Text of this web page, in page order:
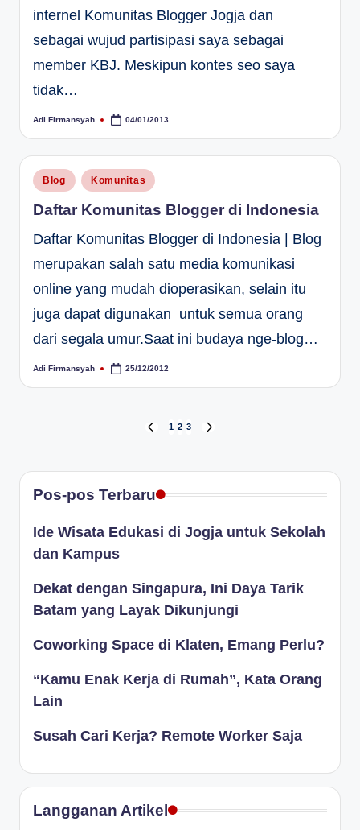
internel Komunitas Blogger Jogja dan
sebagai wujud partisipasi saya sebagai
member KBJ. Meskipun kontes seo saya
tidak…
Posted
Adi Firmansyah 04/01/2013
Posted
in
Blog Komunitas
Daftar Komunitas Blogger di Indonesia
Daftar Komunitas Blogger di Indonesia | Blog
merupakan salah satu media komunikasi
online yang mudah dioperasikan, selain itu
juga dapat digunakan untuk semua orang
dari segala umur.Saat ini budaya nge-blog…
Posted
Adi Firmansyah 25/12/2012
PREVIOUS
1 2 3
Pos-pos Terbaru
Ide Wisata Edukasi di Jogja untuk Sekolah
dan Kampus
Dekat dengan Singapura, Ini Daya Tarik
Batam yang Layak Dikunjungi
Coworking Space di Klaten, Emang Perlu?
“Kamu Enak Kerja di Rumah”, Kata Orang
Lain
Susah Cari Kerja? Remote Worker Saja
Langganan Artikel